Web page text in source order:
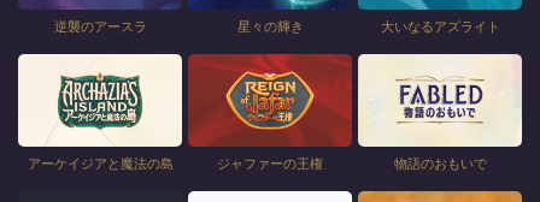
逆襲のアースラ 星々の輝き 大いなるアズライト
アーケイジアと魔法の島 ジャファーの王権 物語のおもいで